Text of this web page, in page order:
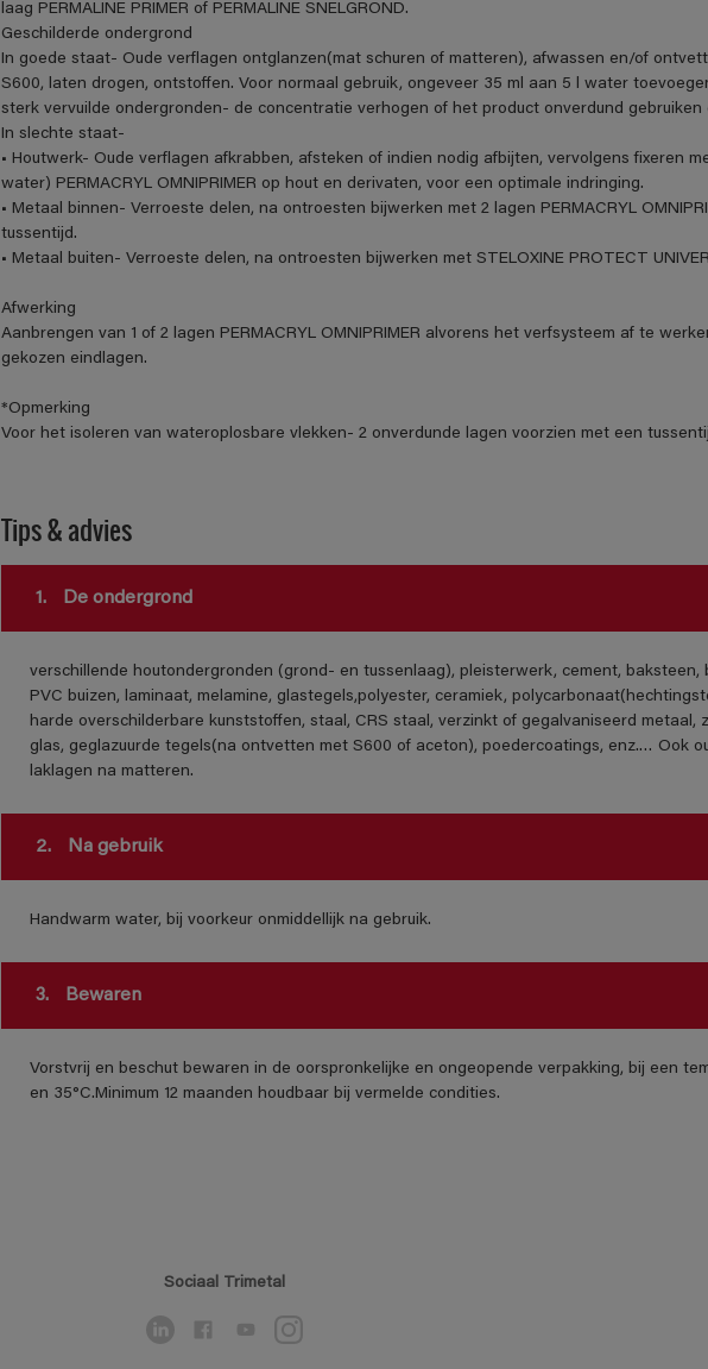
laag PERMALINE PRIMER of PERMALINE SNELGROND.
Geschilderde ondergrond
In goede staat- Oude verflagen ontglanzen(mat schuren of matteren), afwassen en/of
S600, laten drogen, ontstoffen. Voor normaal gebruik, ongeveer 35 ml aan 5 l water
sterk vervuilde ondergronden- de concentratie verhogen of het product onverdund gebruiken
In slechte staat-
• Houtwerk- Oude verflagen afkrabben, afsteken of indien nodig afbijten, vervolgens fixeren
water) PERMACRYL OMNIPRIMER op hout en derivaten, voor een optimale indringing.
• Metaal binnen- Verroeste delen, na ontroesten bijwerken met 2 lagen PERMACRYL
tussentijd.
• Metaal buiten- Verroeste delen, na ontroesten bijwerken met STELOXINE PROTECT
Afwerking
Aanbrengen van 1 of 2 lagen PERMACRYL OMNIPRIMER alvorens het verfsysteem af te
gekozen eindlagen.
*Opmerking
Voor het isoleren van wateroplosbare vlekken- 2 onverdunde lagen voorzien met een
Tips & advies
1. De ondergrond
verschillende houtondergronden (grond- en tussenlaag), pleisterwerk, cement, baksteen,
PVC buizen, laminaat, melamine, glastegels,polyester, ceramiek,
harde overschilderbare kunststoffen, staal, CRS staal, verzinkt of gegalvaniseerd metaal,
glas, geglazuurde tegels(na ontvetten met S600 of aceton), poedercoatings, enz.… Ook
laklagen na matteren.
2. Na gebruik
Handwarm water, bij voorkeur onmiddellijk na gebruik.
3. Bewaren
Vorstvrij en beschut bewaren in de oorspronkelijke en ongeopende verpakking, bij een
en 35°C.Minimum 12 maanden houdbaar bij vermelde condities.
Sociaal Trimetal